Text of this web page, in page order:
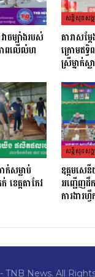
ចម្បាំងរបស់
ាពលើលំហ
សន្តិសុខសង្
តារាសម្ដ
ក្រោមឥទ្
ស្រីម្នាក់
ក់សម្លាប់
ខេត្តតាកែវ
សន្តិសុខសង្
ឧត្តមស
អញ្ជើញដឹ
ការងារហ្
TNB News. All